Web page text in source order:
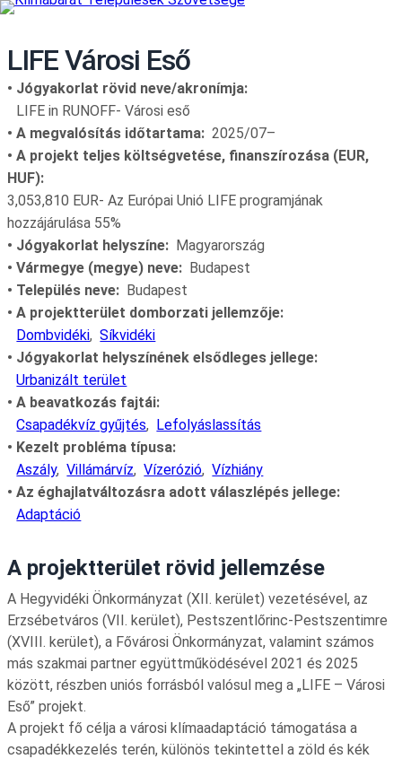
LIFE Városi Eső
Jógyakorlat rövid neve/akronímja
LIFE in RUNOFF- Városi eső
• A megvalósítás időtartama: 2025/07–
• A projekt teljes költségvetése, finanszírozása (EUR,
HUF):
3,053,810 EUR- Az Európai Unió LIFE programjának
hozzájárulása 55%
Jógyakorlat helyszíne
Magyarország
Vármegye (megye) neve
Budapest
Település neve
Budapest
A projektterület domborzati jellemzője
Dombvidéki Síkvidéki
Jógyakorlat helyszínének elsődleges jellege
Urbanizált terület
A beavatkozás fajtái
Csapadékvíz gyűjtés
Lefolyáslassítás
Kezelt probléma típusa
Aszály Villámárvíz Vízerózió Vízhiány
Az éghajlatváltozásra adott válaszlépés jellege
Adaptáció
A projektterület rövid jellemzése
A Hegyvidéki Önkormányzat (XII. kerület) vezetésével, az
Erzsébetváros (VII. kerület), Pestszentlőrinc-Pestszentimre
(XVIII. kerület), a Fővárosi Önkormányzat, valamint számos
más szakmai partner együttműködésével 2021 és 2025
között, részben uniós forrásból valósul meg a „LIFE – Városi
Eső” projekt.
A projekt fő célja a városi klímaadaptáció támogatása a
csapadékkezelés terén, különös tekintettel a zöld és kék